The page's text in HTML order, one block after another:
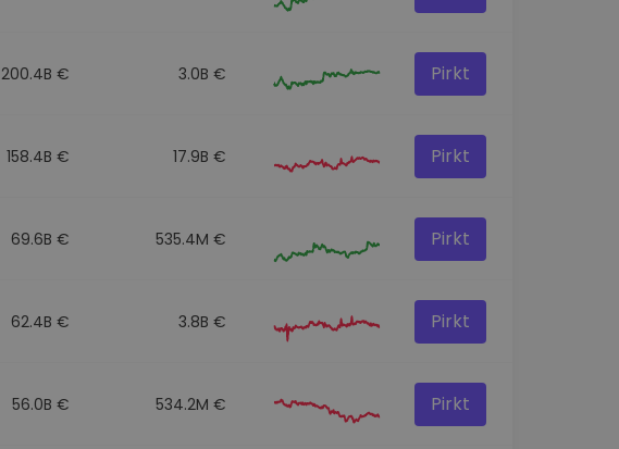
200.4B € 3.0B € Pirkt
158.4B € 17.9B € Pirkt
69.6B € 535.4M € Pirkt
62.4B € 3.8B € Pirkt
56.0B € 534.2M € Pirkt